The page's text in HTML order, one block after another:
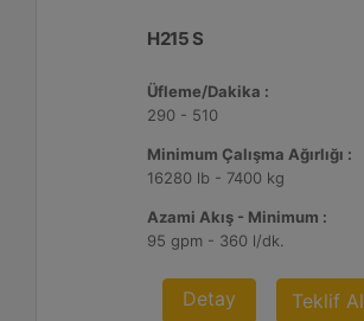
H215 S
Üfleme/Dakika :
290 - 510
Minimum Çalışma Ağırlığı :
16280 lb - 7400 kg
Azami Akış - Minimum :
95 gpm - 360 l/dk.
Detay Teklif Al